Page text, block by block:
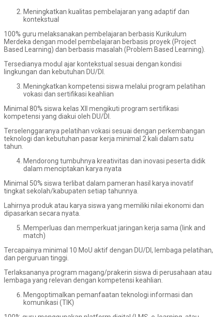
Meningkatkan kualitas pembelajaran yang adaptif dan
kontekstual
100% guru melaksanakan pembelajaran berbasis Kurikulum
Merdeka dengan model pembelajaran berbasis proyek (Project
Based Learning) dan berbasis masalah (Problem Based Learning).
Tersedianya modul ajar kontekstual sesuai dengan kondisi
lingkungan dan kebutuhan DU/DI.
Meningkatkan kompetensi siswa melalui program pelatihan
vokasi dan sertifikasi keahlian
Minimal 80% siswa kelas XII mengikuti program sertifikasi
kompetensi yang diakui oleh DU/DI.
Terselenggaranya pelatihan vokasi sesuai dengan perkembangan
teknologi dan kebutuhan pasar kerja minimal 2 kali dalam satu
tahun.
Mendorong tumbuhnya kreativitas dan inovasi peserta didik
dalam menciptakan karya nyata
Minimal 50% siswa terlibat dalam pameran hasil karya inovatif
tingkat sekolah/kabupaten setiap tahunnya.
Lahirnya produk atau karya siswa yang memiliki nilai ekonomi dan
dipasarkan secara nyata.
Memperluas dan memperkuat jaringan kerja sama (link and
match)
Tercapainya minimal 10 MoU aktif dengan DU/DI, lembaga pelatihan,
dan perguruan tinggi.
Terlaksananya program magang/prakerin siswa di perusahaan atau
lembaga yang relevan dengan kompetensi keahlian.
Mengoptimalkan pemanfaatan teknologi informasi dan
komunikasi (TIK)